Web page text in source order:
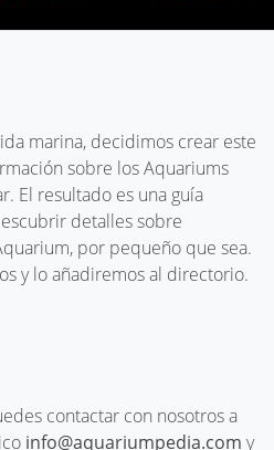
marina, decidimos crear este
sobre los Aquariums
El resultado es una guía
detalles sobre
por pequeño que sea.
y lo añadiremos al directorio.
contactar con nosotros a
info@aquariumpedia.com y